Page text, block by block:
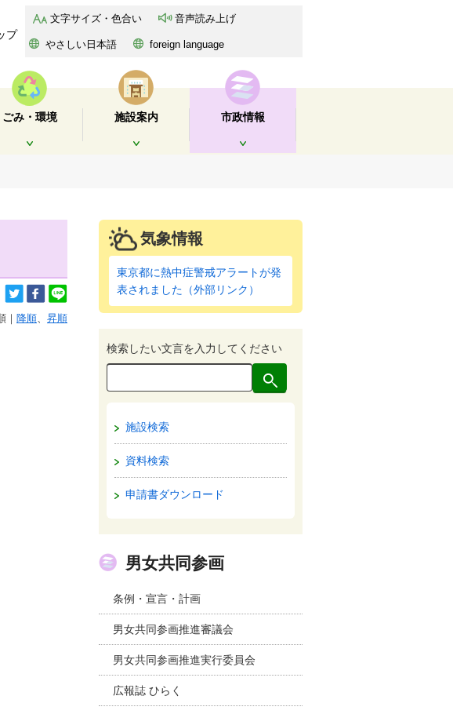
プ
文字サイズ・色合い 音声読み上げ
やさしい日本語 foreign language
ごみ・環境 施設案内 市政情報
｜ 降順、 昇順
気象情報
東京都に熱中症警戒アラートが発
表されました（外部リンク）
検索したい文言を入力してください
施設検索
資料検索
申請書ダウンロード
男女共同参画
条例・宣言・計画
男女共同参画推進審議会
男女共同参画推進実行委員会
広報誌 ひらく